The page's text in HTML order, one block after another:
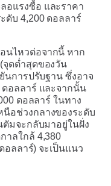
อแรงซื้อ และราคา
ดับ 4,200 ดอลลาร์
นไหวต่อจากนี้ หาก
จุดต่ำสุดของวัน
นการปรับฐาน ซึ่งอาจ
ดอลลาร์ และจากนั้น
ดอลลาร์ ในทาง
อช่วงกลางของระดับ
ตัมจะกลับมาอยู่ในฝั่ง
าลใกล้ 4,380
อลลาร์) จะเป็นแนว